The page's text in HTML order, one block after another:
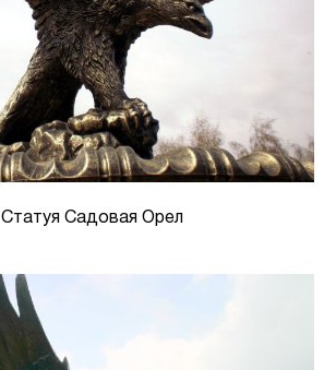
Статуя Садовая Орел